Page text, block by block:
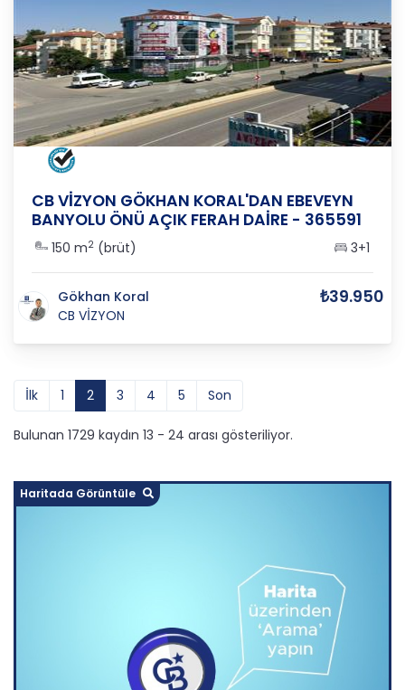
CB VİZYON GÖKHAN KORAL'DAN EBEVEYN
BANYOLU ÖNÜ AÇIK FERAH DAİRE - 365591
150 m2 (brüt) 3+1
Gökhan Koral
CB VİZYON
₺39.950
İlk 1 2 3 4 5 Son
Bulunan 1729 kaydın 13 - 24 arası gösteriliyor.
Haritada Görüntüle